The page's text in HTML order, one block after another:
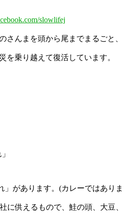
slowlifej
さんまを頭から尾までまるごと、
を乗り越えて復活しています。
があります。(カレーではありま
に供えるもので、鮭の頭、大豆、